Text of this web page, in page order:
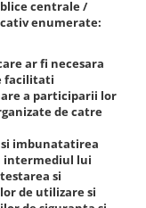
centrale /
enumerate:
ar fi necesara
facilitati
a participarii lor
de catre
imbunatatirea
intermediul lui
si
de utilizare si